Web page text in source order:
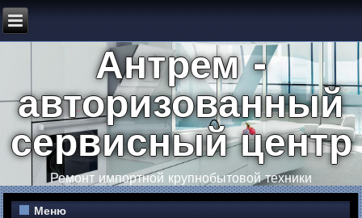
Антрем -
авторизованный
сервисный центр
Ремонт импортной крупнобытовой техники
Меню